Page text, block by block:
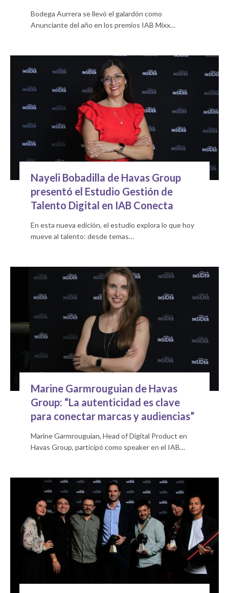
Bodega Aurrera se llevó el galardón como
Anunciante del año en los premios IAB Mixx…
Nayeli Bobadilla de Havas Group
presentó el Estudio Gestión de
Talento Digital en IAB Conecta
En esta nueva edición, el estudio explora lo que hoy
mueve al talento: desde temas…
Marine Garmrouguian de Havas
Group: “La autenticidad es clave
para conectar marcas y audiencias”
Marine Garmrouguian, Head of Digital Product en
Havas Group, participó como speaker en el IAB…